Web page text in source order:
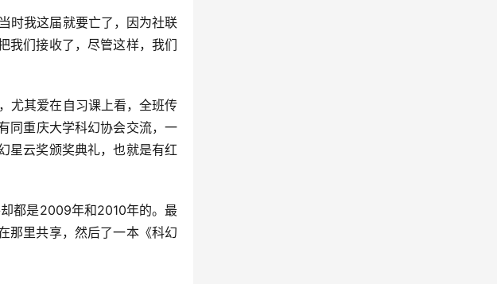
时我这届就要亡了，因为社联
我们接收了，尽管这样，我们
尤其爱在自习课上看，全班传
同重庆大学科幻协会交流，一
星云奖颁奖典礼，也就是有红
都是2009年和2010年的。最
那里共享，然后了一本《科幻